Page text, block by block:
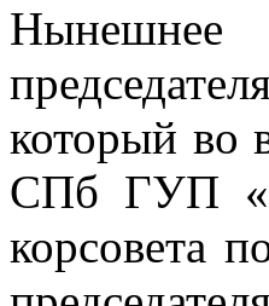
Нынешнее
который во
СПб ГУП
корсовета